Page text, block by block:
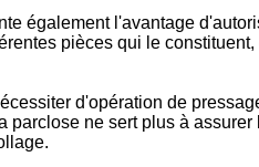
également l'avantage
pièces qui le
d'opération de
ne sert plus à